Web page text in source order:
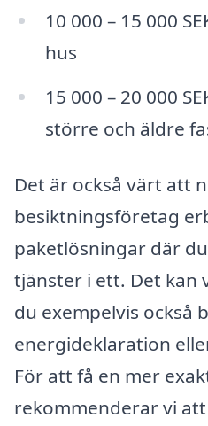
10 000 – 15 000
hus
15 000 – 20 000
större och äldre
Det är också värt att
besiktningsföretag
paketlösningar där
tjänster i ett. Det kan
du exempelvis också
energideklaration
För att få en mer
rekommenderar vi